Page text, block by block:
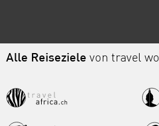
Alle Reiseziele von travel